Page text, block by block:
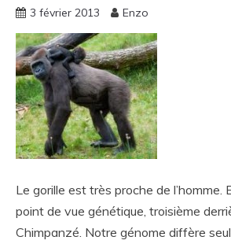
3 février 2013 Enzo
Le gorille est très proche de l’homme.
point de vue génétique, troisième
Chimpanzé. Notre génome diffère